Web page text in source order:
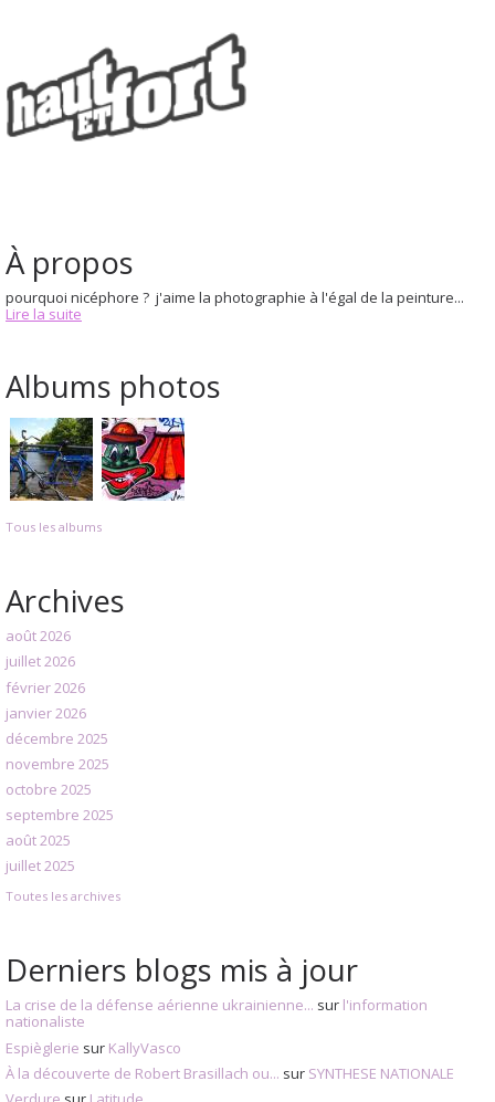
À propos
pourquoi nicéphore ? j'aime la photographie à l'égal de la peinture...
Lire la suite
Albums photos
Tous les albums
Archives
août 2026
juillet 2026
février 2026
janvier 2026
décembre 2025
novembre 2025
octobre 2025
septembre 2025
août 2025
juillet 2025
Toutes les archives
Derniers blogs mis à jour
La crise de la défense aérienne ukrainienne... sur l'information
nationaliste
Espièglerie sur KallyVasco
À la découverte de Robert Brasillach ou... sur SYNTHESE NATIONALE